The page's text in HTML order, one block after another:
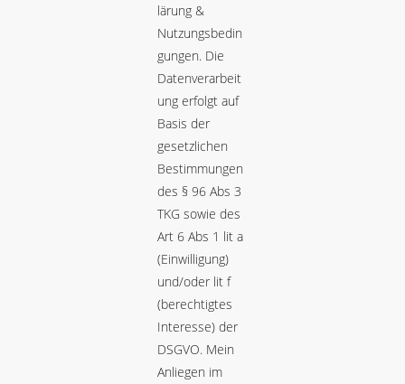
lärung &
Nutzungsbedin
gungen. Die
Datenverarbeit
ung erfolgt auf
Basis der
gesetzlichen
Bestimmungen
des § 96 Abs 3
TKG sowie des
Art 6 Abs 1 lit a
(Einwilligung)
und/oder lit f
(berechtigtes
Interesse) der
DSGVO. Mein
Anliegen im